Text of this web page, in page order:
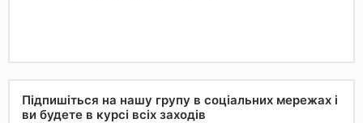
Підпишіться на нашу групу в соціальних мережах і
ви будете в курсі всіх заходів